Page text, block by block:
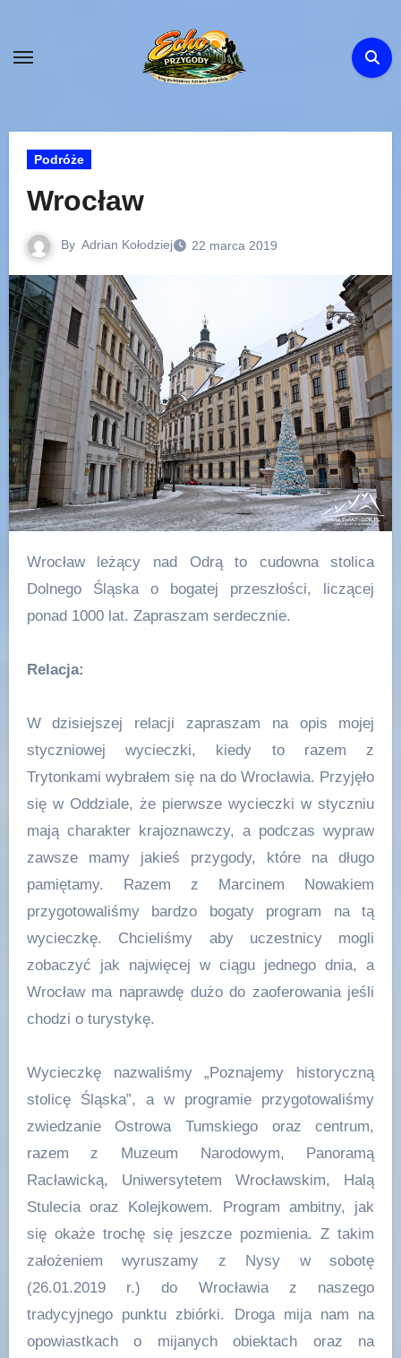
content
Podróże
Wrocław
By Adrian Kołodziej 22 marca 2019
Wrocław leżący nad Odrą to cudowna stolica
Dolnego Śląska o bogatej przeszłości, liczącej
ponad 1000 lat. Zapraszam serdecznie.
Relacja:
W dzisiejszej relacji zapraszam na opis mojej
styczniowej wycieczki, kiedy to razem z
Trytonkami wybrałem się na do Wrocławia. Przyjęło
się w Oddziale, że pierwsze wycieczki w styczniu
mają charakter krajoznawczy, a podczas wypraw
zawsze mamy jakieś przygody, które na długo
pamiętamy. Razem z Marcinem Nowakiem
przygotowaliśmy bardzo bogaty program na tą
wycieczkę. Chcieliśmy aby uczestnicy mogli
zobaczyć jak najwięcej w ciągu jednego dnia, a
Wrocław ma naprawdę dużo do zaoferowania jeśli
chodzi o turystykę.
Wycieczkę nazwaliśmy „Poznajemy historyczną
stolicę Śląska”, a w programie przygotowaliśmy
zwiedzanie Ostrowa Tumskiego oraz centrum,
razem z Muzeum Narodowym, Panoramą
Racławicką, Uniwersytetem Wrocławskim, Halą
Stulecia oraz Kolejkowem. Program ambitny, jak
się okaże trochę się jeszcze pozmienia. Z takim
założeniem wyruszamy z Nysy w sobotę
(26.01.2019 r.) do Wrocławia z naszego
tradycyjnego punktu zbiórki. Droga mija nam na
opowiastkach o mijanych obiektach oraz na